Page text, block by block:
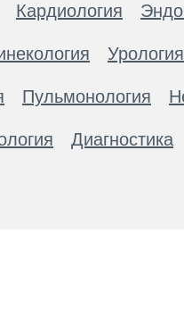
Кардиология
Урология
Пульмонология
Диагностика